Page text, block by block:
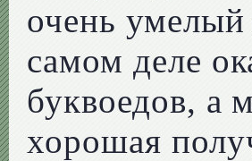
очень умелый
самом деле
буквоедов, а
хорошая